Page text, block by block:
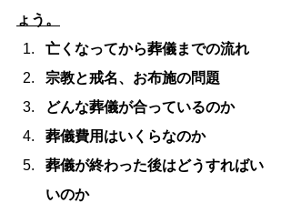
ょう。
亡くなってから葬儀までの流れ
宗教と戒名、お布施の問題
どんな葬儀が合っているのか
葬儀費用はいくらなのか
葬儀が終わった後はどうすればい
いのか